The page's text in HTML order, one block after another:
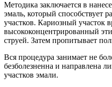
Методика заключается в
эмаль, который способствует
участков. Кариозный участок
высококонцентрированный
струей. Затем пропитывает
Вся процедура занимает не
безболезненна и направлена
участков эмали.